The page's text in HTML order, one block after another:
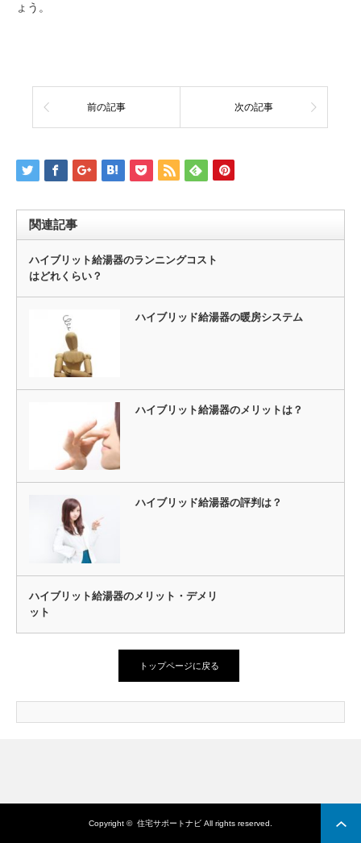
ょう。
前の記事 次の記事
関連記事
ハイブリット給湯器のランニングコスト
はどれくらい？
ハイブリッド給湯器の暖房システム
ハイブリット給湯器のメリットは？
ハイブリッド給湯器の評判は？
ハイブリット給湯器のメリット・デメリ
ット
トップページに戻る
Copyright © 住宅サポートナビ All rights reserved.